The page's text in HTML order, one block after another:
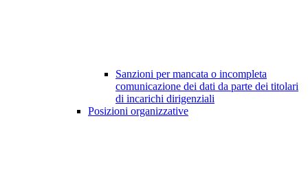
Sanzioni per mancata o incompleta
comunicazione dei dati da parte dei titolari
di incarichi dirigenziali
Posizioni organizzative